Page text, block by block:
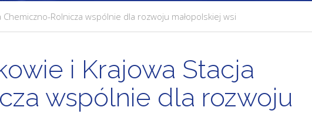
Chemiczno-Rolnicza wspólnie dla rozwoju małopolskiej wsi
i Krajowa Stacja
wspólnie dla rozwoju